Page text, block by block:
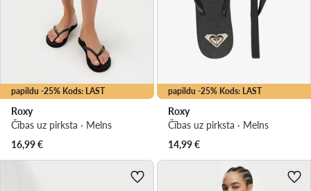
papildu -25% Kods: LAST
Roxy
Čības uz pirksta · Melns
16,99€
papildu -25% Kods: LAST
Roxy
Čības uz pirksta · Melns
14,99€